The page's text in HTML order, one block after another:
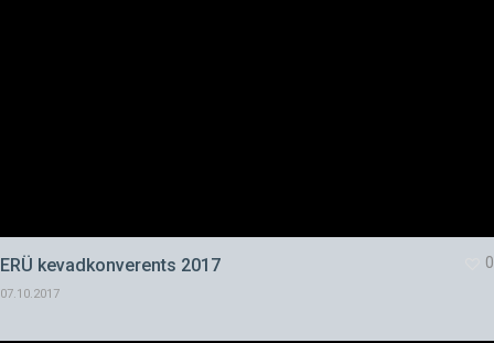
ERÜ kevadkonverents 2017
07.10.2017
0